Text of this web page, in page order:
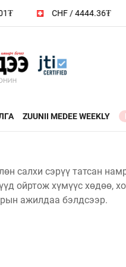
CHF / 4444.36₮ GBP
ZUUNII MEDEE WEEKLY
МАНЛАЙЛАЛ
салхи сэрүү татсан
ойртож хүмүүс хөдөө,
ажилдаа бэлдсээр.